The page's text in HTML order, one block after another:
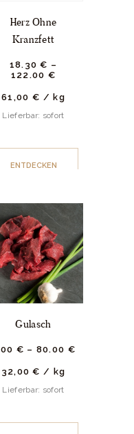
Herz Ohne
Kranzfett
18. 30 € –
122.00 €
61,00 € / kg
Lieferbar: sofort
ENTDECKEN
Gulasch
00 € – 80.00 €
32,00€ / kg
Lieferbar: sofort